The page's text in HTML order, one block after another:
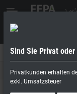
Geschäftskunde
Elektro-Kochgeräte
Sind Sie Privat
Privatkunden erhalten
exkl. Umsatzsteuer